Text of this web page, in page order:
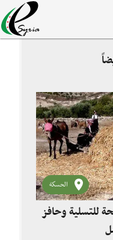
الحسكة
للتسلية وحافز